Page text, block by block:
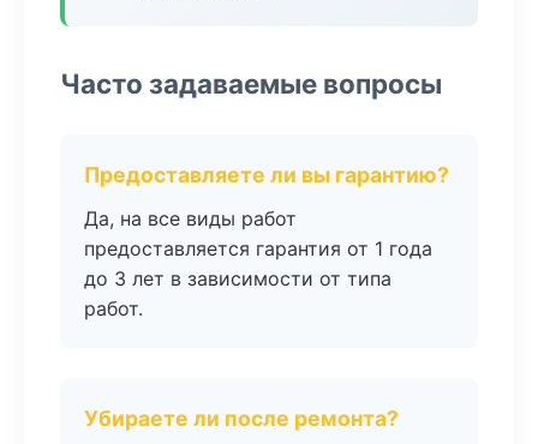
Часто задаваемые вопросы
Предоставляете ли вы гарантию?
Да, на все виды работ
предоставляется гарантия от 1 года
до 3 лет в зависимости от типа
работ.
Убираете ли после ремонта?